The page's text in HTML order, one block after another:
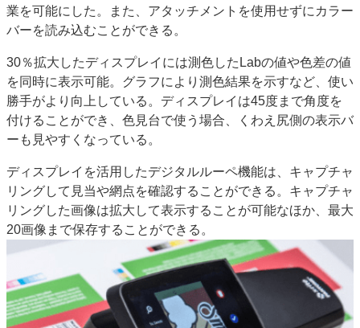
業を可能にした。また、アタッチメントを使用せずにカラー
バーを読み込むことができる。
30％拡大したディスプレイには測色したLabの値や色差の値
を同時に表示可能。グラフにより測色結果を示すなど、使い
勝手がより向上している。ディスプレイは45度まで角度を
付けることができ、色見台で使う場合、くわえ尻側の表示バ
ーも見やすくなっている。
ディスプレイを活用したデジタルルーペ機能は、キャプチャ
リングして見当や網点を確認することができる。キャプチャ
リングした画像は拡大して表示することが可能なほか、最大
20画像まで保存することができる。